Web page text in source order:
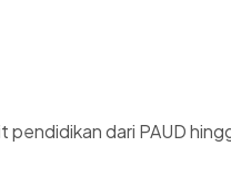
pendidikan dari PAUD